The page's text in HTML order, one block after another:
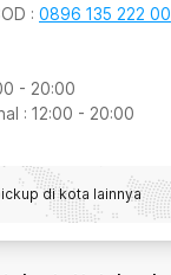
: 0896 135 222 00
- 20:00
: 12:00 - 20:00
di kota lainnya